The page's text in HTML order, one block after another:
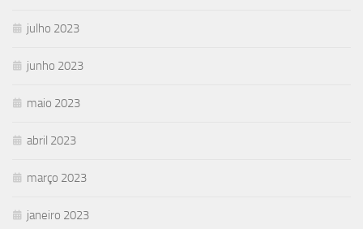
julho 2023
junho 2023
maio 2023
abril 2023
março 2023
janeiro 2023